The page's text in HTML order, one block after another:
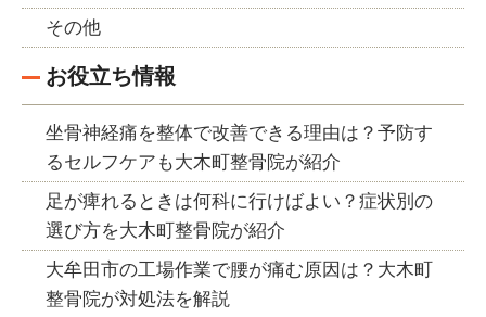
その他
お役立ち情報
坐骨神経痛を整体で改善できる理由は？予防す
るセルフケアも大木町整骨院が紹介
足が痺れるときは何科に行けばよい？症状別の
選び方を大木町整骨院が紹介
大牟田市の工場作業で腰が痛む原因は？大木町
整骨院が対処法を解説